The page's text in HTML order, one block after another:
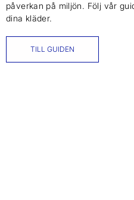
påverkan på miljön. Följ vår
dina kläder.
TILL GUIDEN